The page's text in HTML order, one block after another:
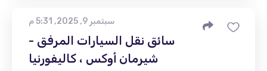
سبتمبر 9, 2025, 5:31 م
سائق نقل السيارات المرفق -
شيرمان أوكس ، كاليفورنيا